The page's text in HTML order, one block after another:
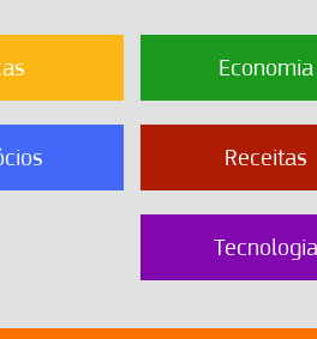
Economia
Receitas
Tecnologia